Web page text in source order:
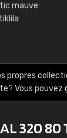
mauve
propres
Vous pouvez
320 80